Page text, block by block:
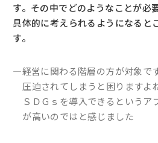
す。その中でどのようなことが必
具体的に考えられるようになると
す。
―経営に関わる階層の方が対象で
圧迫されてしまうと困りますよ
ＳＤＧｓを導入できるというア
が高いのではと感じました